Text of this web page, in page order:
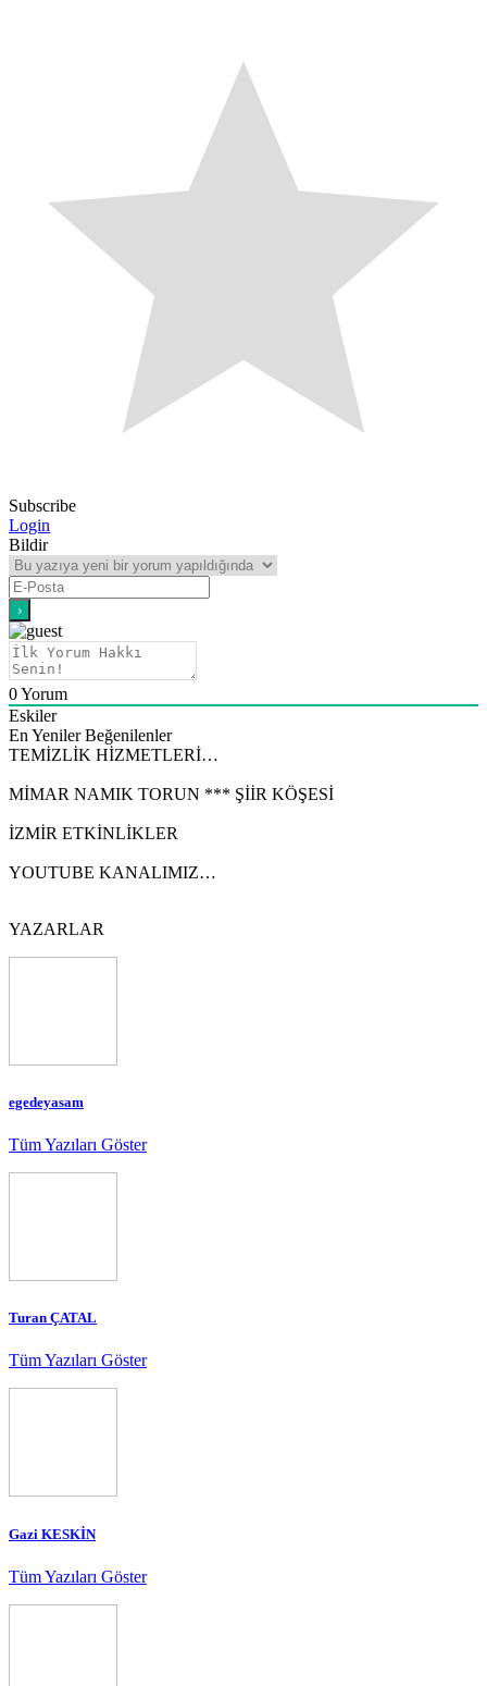
Subscribe
Login
Bildir
0Yorum
Eskiler
En Yeniler Beğenilenler
TEMİZLİK HİZMETLERİ…
MİMAR NAMIK TORUN *** ŞİİR KÖŞESİ
İZMİR ETKİNLİKLER
YOUTUBE KANALIMIZ…
YAZARLAR
egedeyasam
Tüm Yazıları Göster
Turan ÇATAL
Tüm Yazıları Göster
Gazi KESKİN
Tüm Yazıları Göster